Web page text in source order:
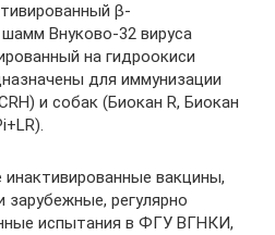
β-
Внуково-32 вируса
на гидроокиси
для иммунизации
и собак (Биокан R, Биокан
вакцины,
зарубежные, регулярно
испытания в ФГУ ВГНКИ,